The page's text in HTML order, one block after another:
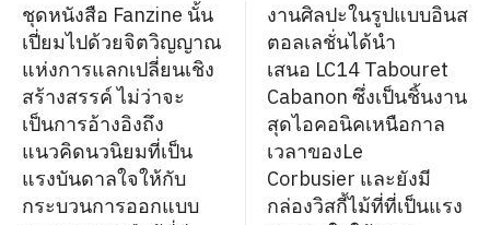
ชุดหนังสือ Fanzine นั้น
เปี่ยมไปด้วยจิตวิญญาณ
แห่งการแลกเปลี่ยนเชิง
สร้างสรรค์ ไม่ว่าจะ
เป็นการอ้างอิงถึง
แนวคิดนวนิยมที่เป็น
แรงบันดาลใจให้กับ
กระบวนการออกแบบ
งานศิลปะในรูปแบบอินส
ตอลเลชั่นได้นำ
เสนอ LC14 Tabouret
Cabanon ซึ่งเป็นชิ้นงาน
สุดไอคอนิคเหนือกาล
เวลาของLe
Corbusier และยังมี
กล่องวิสกี้ไม้ที่ที่เป็นแรง